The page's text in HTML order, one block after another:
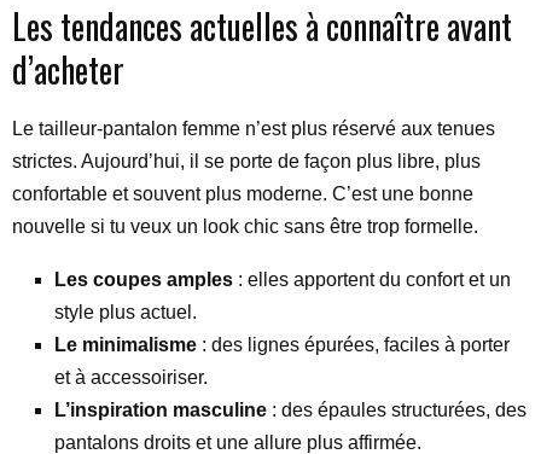
Les tendances actuelles à connaître avant
d’acheter
Le tailleur-pantalon femme n’est plus réservé aux tenues
strictes. Aujourd’hui, il se porte de façon plus libre, plus
confortable et souvent plus moderne. C’est une bonne
nouvelle si tu veux un look chic sans être trop formelle.
Les coupes amples : elles apportent du confort et un
style plus actuel.
Le minimalisme : des lignes épurées, faciles à porter
et à accessoiriser.
L’inspiration masculine : des épaules structurées, des
pantalons droits et une allure plus affirmée.